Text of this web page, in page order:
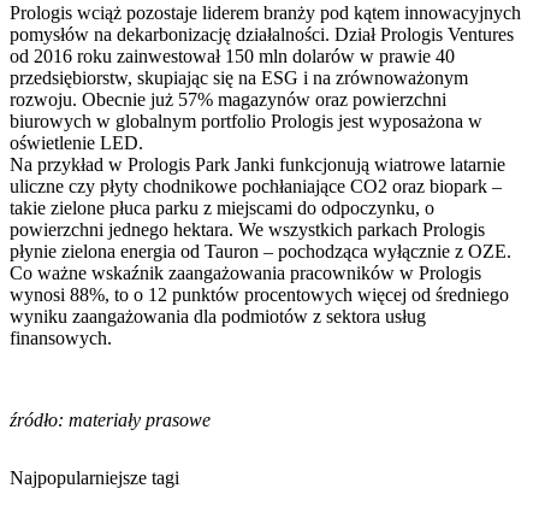
Prologis wciąż pozostaje liderem branży pod kątem innowacyjnych
pomysłów na dekarbonizację działalności. Dział Prologis Ventures
od 2016 roku zainwestował 150 mln dolarów w prawie 40
przedsiębiorstw, skupiając się na ESG i na zrównoważonym
rozwoju. Obecnie już 57% magazynów oraz powierzchni
biurowych w globalnym portfolio Prologis jest wyposażona w
oświetlenie LED.
Na przykład w Prologis Park Janki funkcjonują wiatrowe latarnie
uliczne czy płyty chodnikowe pochłaniające CO2 oraz biopark –
takie zielone płuca parku z miejscami do odpoczynku, o
powierzchni jednego hektara. We wszystkich parkach Prologis
płynie zielona energia od Tauron – pochodząca wyłącznie z OZE.
Co ważne wskaźnik zaangażowania pracowników w Prologis
wynosi 88%, to o 12 punktów procentowych więcej od średniego
wyniku zaangażowania dla podmiotów z sektora usług
finansowych.
źródło: materiały prasowe
Najpopularniejsze tagi